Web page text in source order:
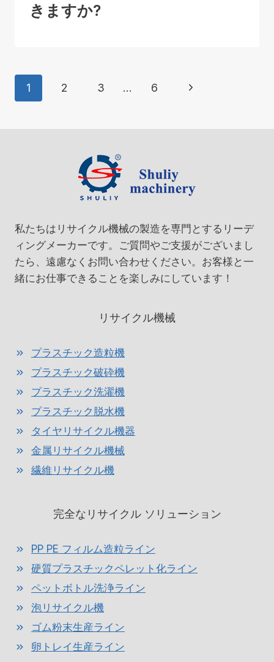
きますか?
ペ
ー
シ
ョ
ン
1 2 3 … 6
次
ジ
私たちはリサイクル機械の製造を専門とするリーデ
ィングメーカーです。ご質問やご支援がございまし
たら、遠慮なくお問い合わせください。お客様と一
緒にお仕事できることを楽しみにしています！
リサイクル機械
プラスチック造粒機
プラスチック破砕機
プラスチック洗濯機
プラスチック脱水機
タイヤリサイクル機器
金属リサイクル機械
繊維リサイクル機
完全なリサイクル ソリューション
PP PE フィルム造粒ライン
硬質プラスチックペレット化ライン
ペットボトル洗浄ライン
泡リサイクル機
ゴム粉末生産ライン
卵トレイ生産ライン